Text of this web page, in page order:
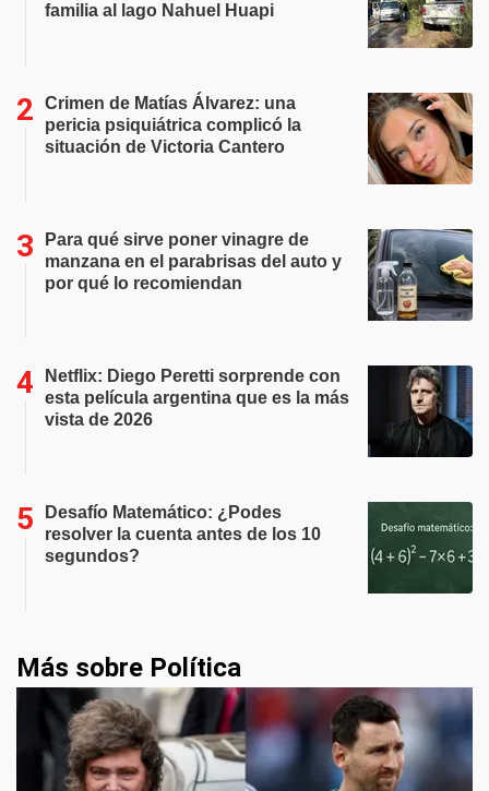
familia al lago Nahuel Huapi
Crimen de Matías Álvarez: una
pericia psiquiátrica complicó la
situación de Victoria Cantero
Para qué sirve poner vinagre de
manzana en el parabrisas del auto y
por qué lo recomiendan
Netflix: Diego Peretti sorprende con
esta película argentina que es la más
vista de 2026
Desafío Matemático: ¿Podes
resolver la cuenta antes de los 10
segundos?
Más sobre Política